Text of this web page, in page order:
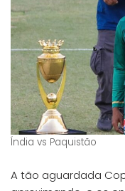
Índia vs Paquistão
A tão aguardada